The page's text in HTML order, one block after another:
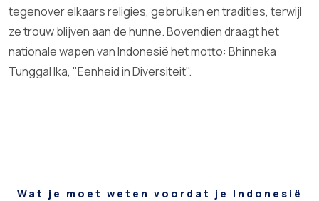
tegenover elkaars religies, gebruiken en tradities, terwijl
ze trouw blijven aan de hunne. Bovendien draagt het
nationale wapen van Indonesië het motto: Bhinneka
Tunggal Ika, "Eenheid in Diversiteit".
Wat je moet weten voordat je Indonesië